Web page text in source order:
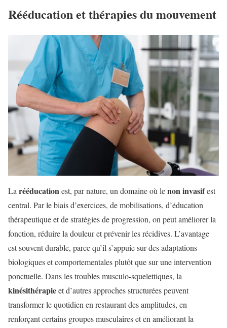
Rééducation et thérapies du mouvement
Larééducationest, par nature, un domaine où lenon invasifest
central. Par le biais d’exercices, de mobilisations, d’éducation
thérapeutique et de stratégies de progression, on peut améliorer la
fonction, réduire la douleur et prévenir les récidives. L’avantage
est souvent durable, parce qu’il s’appuie sur des adaptations
biologiques et comportementales plutôt que sur une intervention
ponctuelle. Dans les troubles musculo-squelettiques, la
kinésithérapieet d’autres approches structurées peuvent
transformer le quotidien en restaurant des amplitudes, en
renforçant certains groupes musculaires et en améliorant la